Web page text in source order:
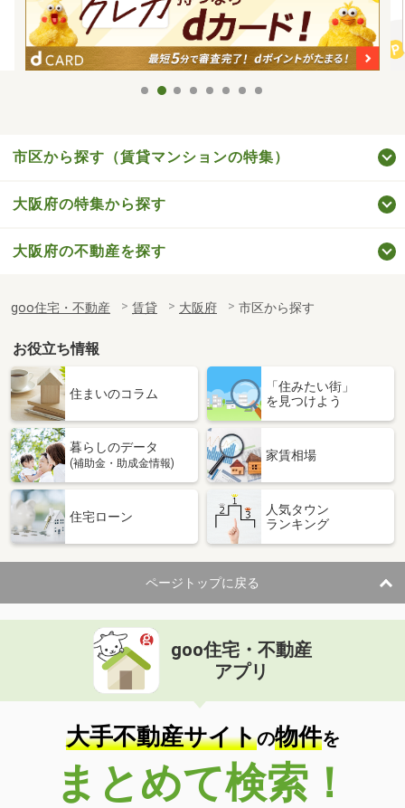
市区から探す（賃貸マンションの特集）
大阪府の特集から探す
大阪府の不動産を探す
goo住宅・不動産 賃貸 大阪府 市区から探す
お役立ち情報
住まいのコラム
「住みたい街」
を見つけよう
暮らしのデータ
(補助金・助成金情報)
家賃相場
住宅ローン
人気タウン
ランキング
ページトップに戻る
goo住宅・不動産
アプリ
大手不動産サイトの物件を
まとめて検索！